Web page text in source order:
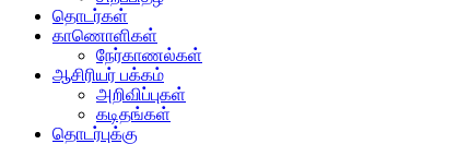
தொடர்கள்
காணொளிகள்
நேர்காணல்கள்
ஆசிரியர் பக்கம்
அறிவிப்புகள்
கடிதங்கள்
தொடர்புக்கு